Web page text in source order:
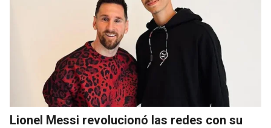
Lionel Messi revolucionó las redes con su